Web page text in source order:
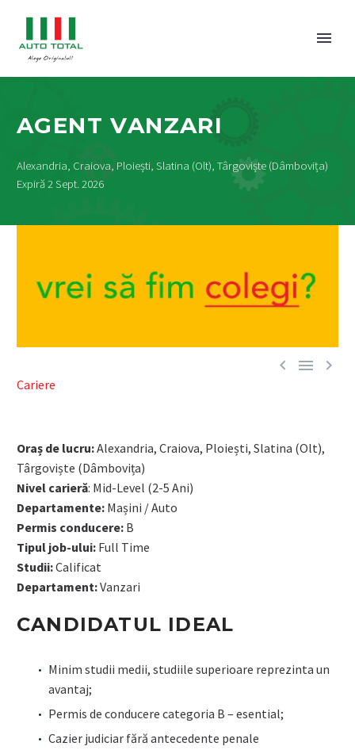
AGENT VANZARI
Alexandria, Craiova, Ploiești, Slatina (Olt), Târgoviște (Dâmbovița)
Expiră 2 Sept. 2026
  
Cariere
Oraș de lucru:Alexandria, Craiova, Ploiești, Slatina (Olt),
Târgoviște (Dâmbovița)
Nivel carieră: Mid-Level (2-5 Ani)
Departamente: Mașini / Auto
Permis conducere: B
Tipul job-ului: Full Time
Studii:Calificat
Departament:Vanzari
CANDIDATUL IDEAL
Minim studii medii, studiile superioare reprezinta un
avantaj;
Permis de conducere categoria B – esential;
Cazier judiciar fără antecedente penale